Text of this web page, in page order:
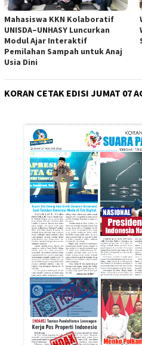
Mahasiswa KKN Kolaboratif
UNISDA–UNHASY Luncurkan
Modul Ajar Interaktif
Pemilahan Sampah untuk Anaj
Usia Dini
KORAN CETAK EDISI JUMAT 07